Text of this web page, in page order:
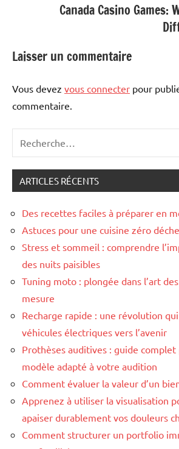
Canada Casino Games:
Laisser un commentaire
Vous devez vous connecter pour
commentaire.
:
ARTICLES RÉCENTS
Des recettes faciles à préparer en
Astuces pour une cuisine zéro
Stress et sommeil : comprendre
des nuits paisibles
Tuning moto : plongée dans l’art
mesure
Recharge rapide : une révolution
véhicules électriques vers l’avenir
Prothèses auditives : guide complet
modèle adapté à votre audition
Comment évaluer la valeur d’un
Apprenez à utiliser la visualisation
apaiser durablement vos douleurs
Comment structurer un portfolio